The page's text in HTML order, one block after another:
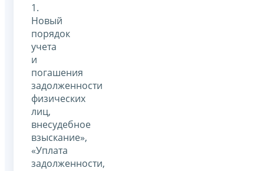
1.
Новый
порядок
учета
и
погашения
задолженности
физических
лиц,
внесудебное
взыскание»,
«Уплата
задолженности,